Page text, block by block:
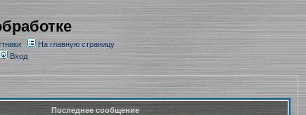
На главную страницу
Вход
Последнее сообщение